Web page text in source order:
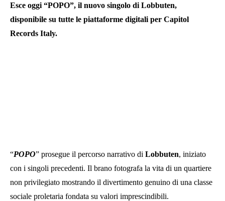
Esce oggi “POPO”, il nuovo singolo di Lobbuten,
disponibile su tutte le piattaforme digitali per Capitol
Records Italy.
“POPO” prosegue il percorso narrativo di Lobbuten, iniziato
con i singoli precedenti. Il brano fotografa la vita di un quartiere
non privilegiato mostrando il divertimento genuino di una classe
sociale proletaria fondata su valori imprescindibili.